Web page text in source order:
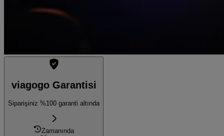
viagogo Garantisi
Siparişiniz %100 garanti altında
Zamanında